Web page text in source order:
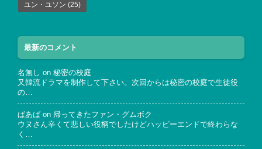
ユン・ユソン (25)
最新のコメント
名無し on 秘密の校庭
又韓流ドラマを制作して下さい。次回からは秘密の校庭で生徒役
の…
ばあば on 帰ってきたファン・グムボク
ウヌさん辛くて悲しい役柄でしたけどハッピーエンドで終わらな
く…